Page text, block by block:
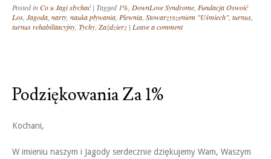
Posted inCo u Jagi słychać | Tagged 1% DownLove Syndrome Fundacja Oswoić
Los Jagoda narty nauka pływania Plewnia Stowarzyszeniem "Uśmiech" turnus
turnus rehabilitacyjny Tychy Zaździerz | Leave a comment
Podziękowania Za 1%
Kochani,
W imieniu naszym i Jagody serdecznie dziękujemy Wam, Waszym